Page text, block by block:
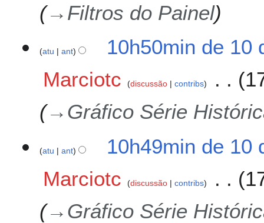
→ Filtros do Painel
atu ant
10h50min de 10
Marciotc
discussão contribs
→ Gráfico Série
atu ant
10h49min de 10
Marciotc
discussão contribs
→ Gráfico Série